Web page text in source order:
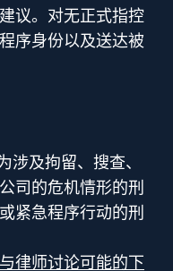
议。对无正式指控
序身份以及送达被
涉及拘留、搜查、
司的危机情形的刑
紧急程序行动的刑
律师讨论可能的下